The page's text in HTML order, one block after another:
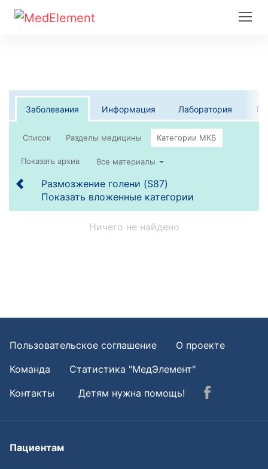
Заболевания Информация Лаборатория
Список
Все материалы
Размозжение голени (S87)
Показать вложенные категории
Ничего не найдено
Пользовательское соглашение
О проекте
Команда
Статистика "МедЭлемент"
Контакты
Детям нужна помощь!
Пациентам